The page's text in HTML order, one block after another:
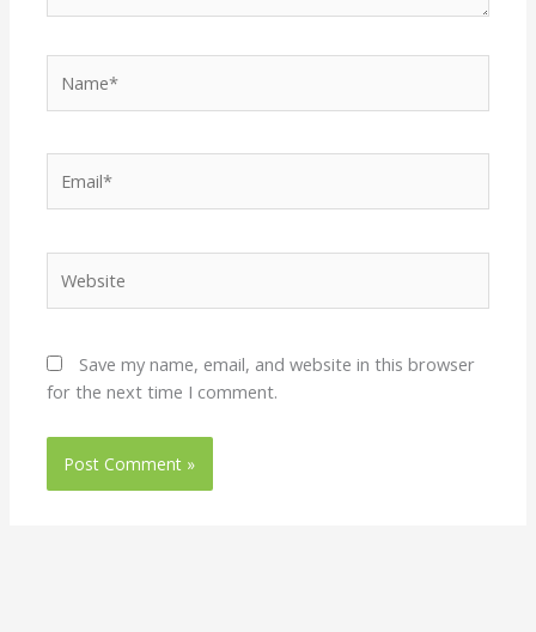
Save my name, email, and website in this browser
for the next time I comment.